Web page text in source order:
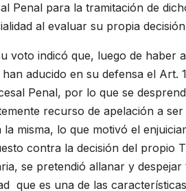
Penal para la tramitación de
al evaluar su propia
voto indicó que, luego de haber
aducido en su defensa el Art.
Penal, por lo que se
recurso de apelación a
misma, lo que motivó el
contra la decisión del propio
se pretendió allanar y
que es una de las